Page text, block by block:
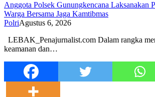
Anggota Polsek Gunungkencana Laksanakan
Warga Bersama Jaga Kamtibmas
PolriAgustus 6, 2026
LEBAK_Penajurnalist.com Dalam rangka
keamanan dan…